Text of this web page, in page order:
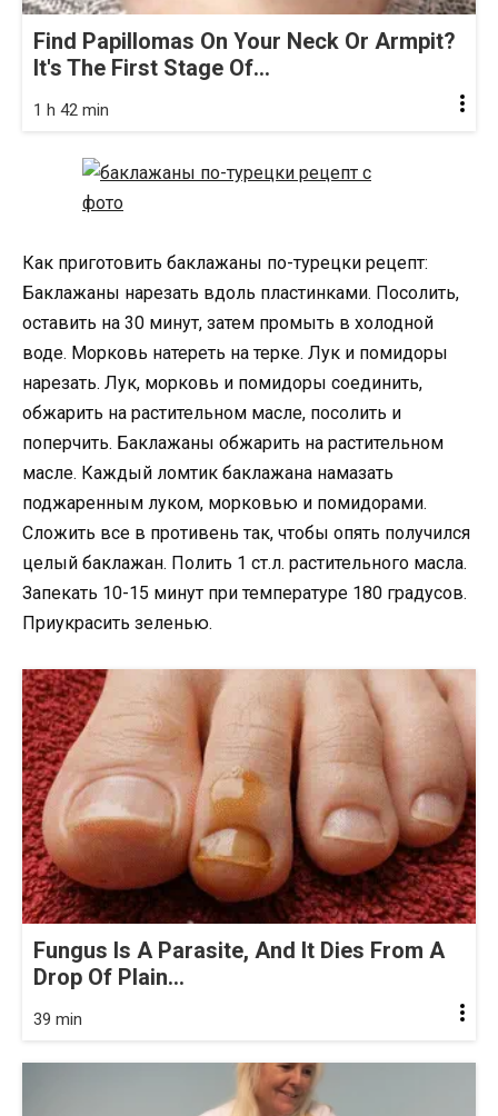
Find Papillomas On Your Neck Or Armpit?
It's The First Stage Of...
1 h 42 min
Как приготовить баклажаны по-турецки рецепт:
Баклажаны нарезать вдоль пластинками. Посолить,
оставить на 30 минут, затем промыть в холодной
воде. Морковь натереть на терке. Лук и помидоры
нарезать. Лук, морковь и помидоры соединить,
обжарить на растительном масле, посолить и
поперчить. Баклажаны обжарить на растительном
масле. Каждый ломтик баклажана намазать
поджаренным луком, морковью и помидорами.
Сложить все в противень так, чтобы опять получился
целый баклажан. Полить 1 ст.л. растительного масла.
Запекать 10-15 минут при температуре 180 градусов.
Приукрасить зеленью.
Fungus Is A Parasite, And It Dies From A
Drop Of Plain...
39 min